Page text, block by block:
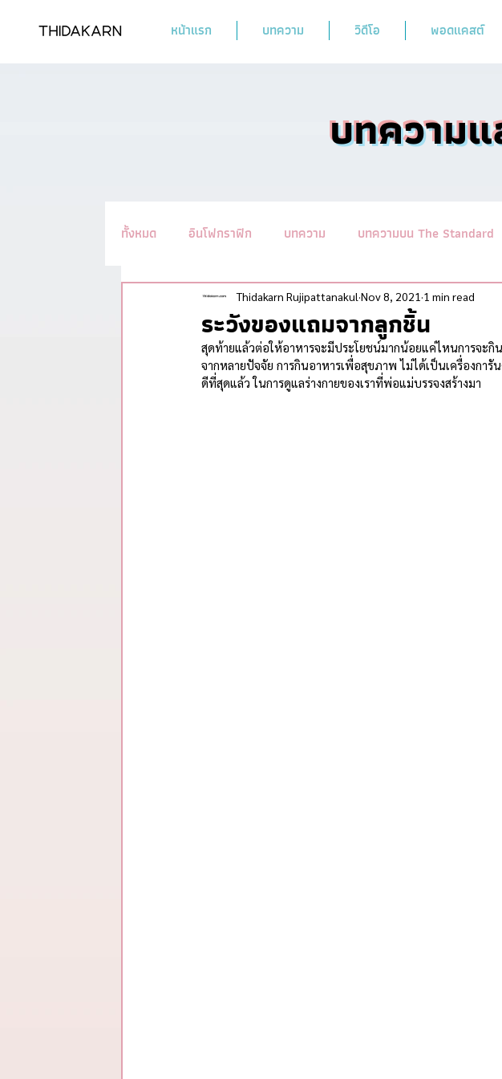
หน้าแรก บทความ วิดีโอ พอดแคสต์
บทความ
ทั้งหมด อินโฟกราฟิก บทความ บทความบน The Standard
รวมทิปชะลอวัย #อ่านแล้วYoung นานาสาระอาหารคลีน
รวมสรุปสาระจากพอดแคสต์
ระวังของแถมจากลูกชิ้น
Thidakarn Rujipattanakul Nov 8, 2021 1 min read
สุดท้ายแล้วต่อให้อาหารจะมีประโยชน์มากน้อยแค่ไหนการจะ
จากหลายปัจจัย การกินอาหารเพื่อสุขภาพ ไม่ได้เป็นเครื่องการั
ดีที่สุดแล้ว ในการดูแลร่างกายของเราที่พ่อแม่บรรจงสร้างมา